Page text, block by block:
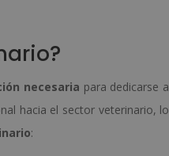
necesaria para dedicarse a
hacia el sector veterinario, lo
: